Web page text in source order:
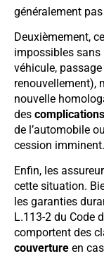
généralement
Deuxièmement,
impossibles sans
véhicule,
renouvellement),
nouvelle
des complications
de l’automobile
cession imminent.
Enfin, les
cette situation.
les garanties
L.113-2 du Code
comportent des
couverture en